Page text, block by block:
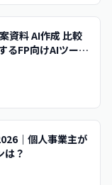
資料 AI作成 比較
るFP向けAIツール
｜個人事業主が
は？